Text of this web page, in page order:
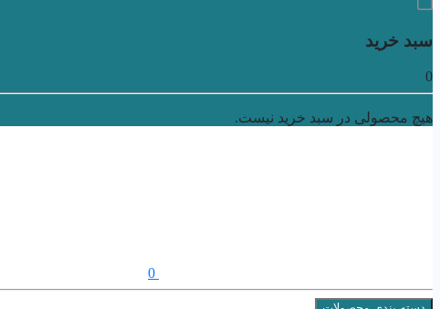
سبد خرید
0
هیچ محصولی در سبد خرید نیست.
0